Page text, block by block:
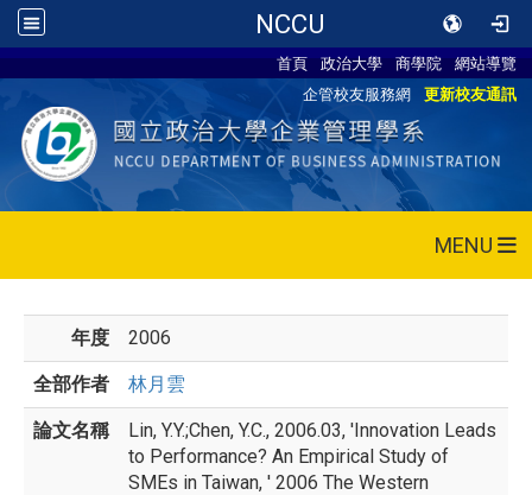
NCCU
首頁 政治大學 商學院
網站導覽
企管校友服務網
更新校友通訊
MENU
年度 2006
全部作者 林月雲
論文名稱
Lin, Y.Y.;Chen, Y.C., 2006.03, 'Innovation Leads
to Performance? An Empirical Study of
SMEs in Taiwan, ' 2006 The Western